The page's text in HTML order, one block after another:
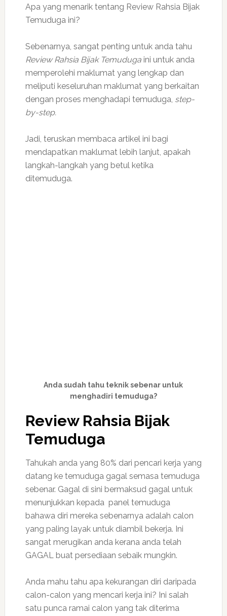
Apa yang menarik tentang Review Rahsia Bijak
Temuduga ini?
Sebenarnya, sangat penting untuk anda tahu
Review Rahsia Bijak Temuduga ini untuk anda
memperolehi maklumat yang lengkap dan
meliputi keseluruhan maklumat yang berkaitan
dengan proses menghadapi temuduga, step-
by-step.
Jadi, teruskan membaca artikel ini bagi
mendapatkan maklumat lebih lanjut, apakah
langkah-langkah yang betul ketika
ditemuduga.
Anda sudah tahu teknik sebenar untuk
menghadiri temuduga?
Review Rahsia Bijak
Temuduga
Tahukah anda yang 80% dari pencari kerja yang
datang ke temuduga gagal semasa temuduga
sebenar. Gagal di sini bermaksud gagal untuk
menunjukkan kepada panel temuduga
bahawa diri mereka sebenarnya adalah calon
yang paling layak untuk diambil bekerja. Ini
sangat merugikan anda kerana anda telah
GAGAL buat persediaan sebaik mungkin.
Anda mahu tahu apa kekurangan diri daripada
calon-calon yang mencari kerja ini? Ini salah
satu punca ramai calon yang tak diterima